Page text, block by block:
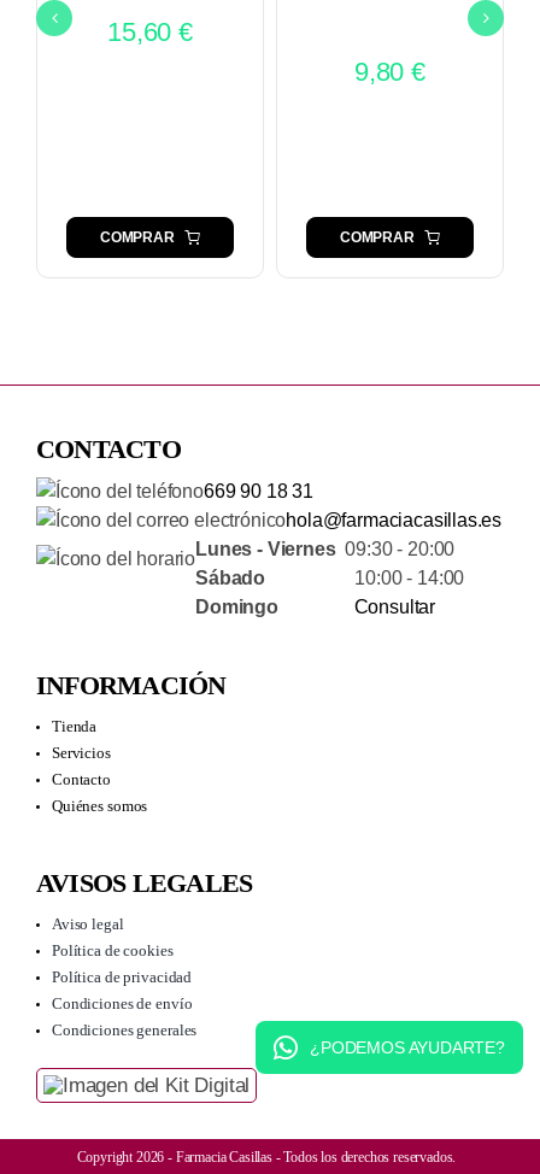
15,60 €
COMPRAR
9,80€
COMPRAR
CONTACTO
669 90 18 31
hola@farmaciacasillas.es
Lunes - Viernes09:30 - 20:00
Sábado 10:00 - 14:00
Domingo
Consultar
INFORMACIÓN
Tienda
Servicios
Contacto
Quiénes somos
AVISOS LEGALES
Aviso legal
Política de cookies
Política de privacidad
Condiciones de envío
Condiciones generales
Copyright 2026 - Farmacia Casillas - Todos los derechos reservados.
¿PODEMOS AYUDARTE?